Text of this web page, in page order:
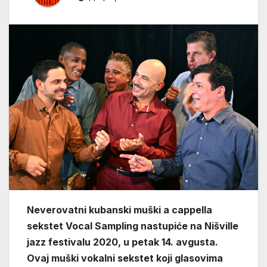
Neverovatni kubanski muški a cappella
sekstet Vocal Sampling nastupiće na Nišville
jazz festivalu 2020, u petak 14. avgusta.
Ovaj muški vokalni sekstet koji glasovima